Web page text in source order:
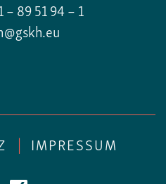
– 89 51 94 – 1
IMPRESSUM